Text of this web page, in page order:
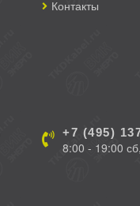
Контакты
+7 (495)
8:00 - 19:00